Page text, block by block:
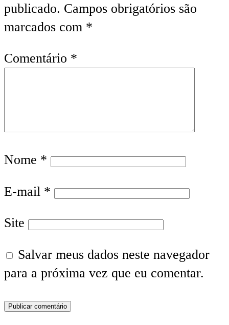
publicado. Campos obrigatórios são
marcados com *
Comentário *
Nome *
E-mail *
Site
Salvar meus dados neste navegador
para a próxima vez que eu comentar.